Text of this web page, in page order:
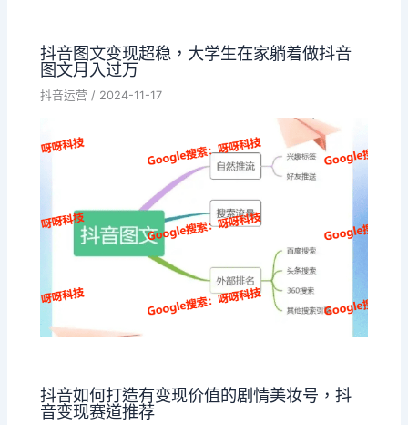
抖音图文变现超稳，大学生在家躺着做抖音
图文月入过万
抖音运营 / 2024-11-17
抖音如何打造有变现价值的剧情美妆号，抖
音变现赛道推荐